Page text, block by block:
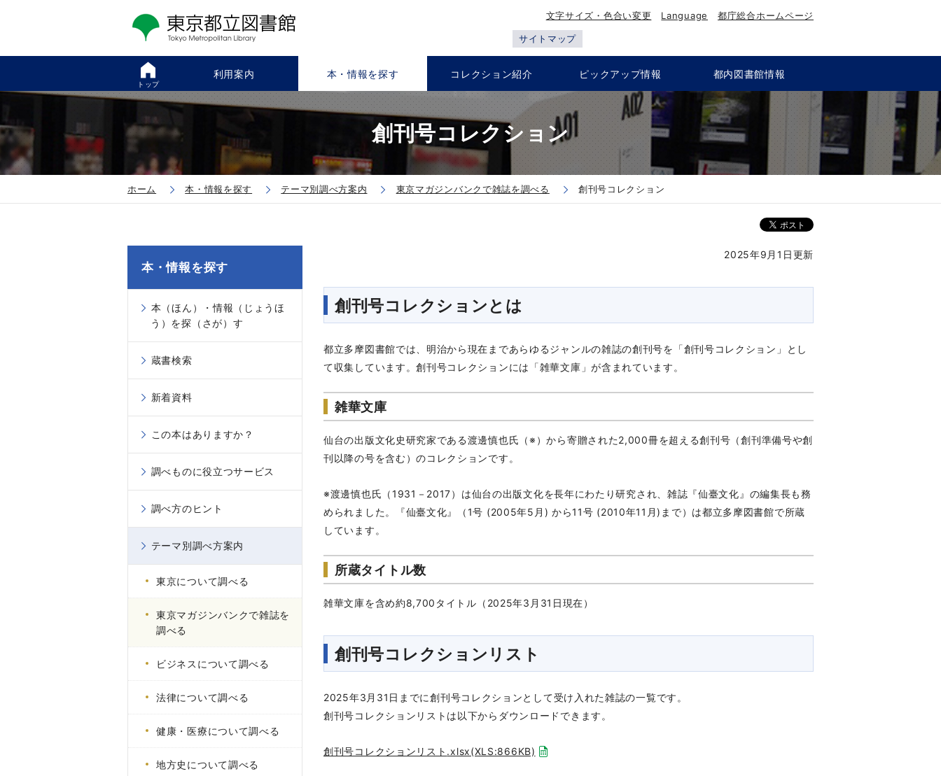
文字サイズ・色合い変更 Language 都庁総合ホームページ
サイトマップ
トップ
利用案内 本・情報を探す コレクション紹介 ピックアップ情報 都内図書館情報
創刊号コレクション
ホーム 本・情報を探す テーマ別調べ方案内 東京マガジンバンクで雑誌を調べる 創刊号コレクション
2025年9月1日更新
創刊号コレクションとは
都立多摩図書館では、明治から現在まであらゆるジャンルの雑誌の創刊号を「創刊号コレクション」とし
て収集しています。創刊号コレクションには「雑華文庫」が含まれています。
雑華文庫
仙台の出版文化史研究家である渡邊慎也氏（※）から寄贈された2,000冊を超える創刊号（創刊準備号や創
刊以降の号を含む）のコレクションです。
※渡邊慎也氏（1931－2017）は仙台の出版文化を長年にわたり研究され、雑誌『仙臺文化』の編集長も務
められました。『仙臺文化』（1号 (2005年5月) から11号 (2010年11月)まで）は都立多摩図書館で所蔵
しています。
所蔵タイトル数
雑華文庫を含め約8,700タイトル（2025年3月31日現在）
創刊号コレクションリスト
2025年3 月 31 日までに創刊号コレクションとして受け入れた雑誌の一覧です。
創刊号コレクションリストは以下からダウンロードできます。
創刊号コレクションリスト .xlsx(XLS:866KB)
本・情報を探す
本（ほん）・情報（じょうほ
う）を探（さが）す
蔵書検索
新着資料
この本はありますか？
調べものに役立つサービス
調べ方のヒント
テーマ別調べ方案内
東京について調べる
東京マガジンバンクで雑誌を
調べる
ビジネスについて調べる
法律について調べる
健康・医療について調べる
地方史について調べる